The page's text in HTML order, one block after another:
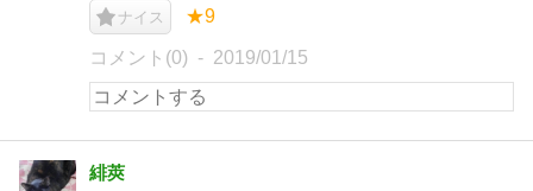
ナイス ★9
コメント(0) 2019/01/15
緋莢